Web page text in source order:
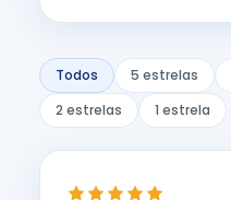
Todos 5 estrelas
2 estrelas
1 estrela